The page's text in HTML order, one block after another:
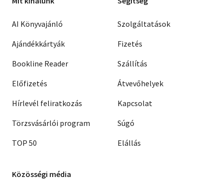
AI Könyvajánló
Ajándékkártyák
Bookline Reader
Előfizetés
Hírlevél feliratkozás
Törzsvásárlói program
TOP 50
Szolgáltatások
Fizetés
Szállítás
Átvevőhelyek
Kapcsolat
Súgó
Elállás
Közösségi média